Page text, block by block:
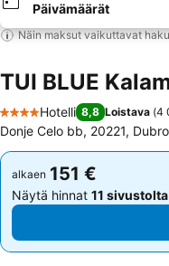
Päivämäärät
Näin maksut vaikuttavat
TUI BLUE
4 Tähtiluokitus
Hotelli 8,8 Loistava (4
Donje Celo bb, 20221,
alkaen 151 €
Näytä hinnat 11 sivustolta
alkaen 151 €
Näytä hinnat 11 sivustolta